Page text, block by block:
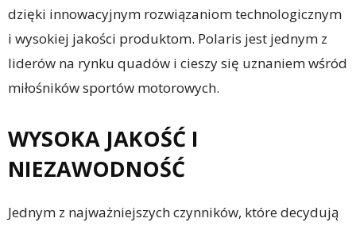
dzięki innowacyjnym rozwiązaniom technologicznym
i wysokiej jakości produktom. Polaris jest jednym z
liderów na rynku quadów i cieszy się uznaniem wśród
miłośników sportów motorowych.
WYSOKA JAKOŚĆ I
NIEZAWODNOŚĆ
Jednym z najważniejszych czynników, które decydują